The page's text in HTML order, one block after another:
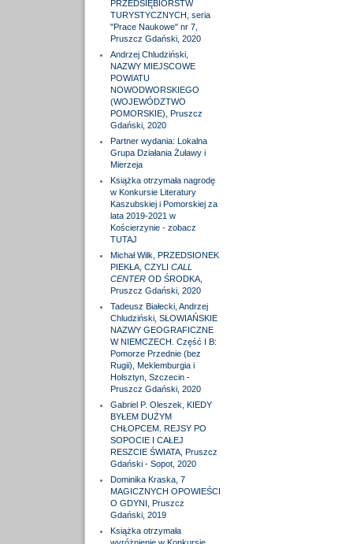
PRZEDSIĘBIORSTW
TURYSTYCZNYCH, seria
"Prace Naukowe" nr 7,
Pruszcz Gdański, 2020
Andrzej Chludziński,
NAZWY MIEJSCOWE
POWIATU
NOWODWORSKIEGO
(WOJEWÓDZTWO
POMORSKIE), Pruszcz
Gdański, 2020
Partner wydania: Lokalna
Grupa Działania Żuławy i
Mierzeja
Książka otrzymała nagrodę
w Konkursie Literatury
Kaszubskiej i Pomorskiej za
lata 2019-2021 w
Kościerzynie - zobacz
TUTAJ
Michał Wilk, PRZEDSIONEK
PIEKŁA, CZYLI CALL
CENTEROD ŚRODKA,
Pruszcz Gdański, 2020
Tadeusz Białecki, Andrzej
Chludziński, SŁOWIAŃSKIE
NAZWY GEOGRAFICZNE
W NIEMCZECH. Część I B:
Pomorze Przednie (bez
Rugii), Meklemburgia i
Holsztyn, Szczecin -
Pruszcz Gdański, 2020
Gabriel P. Oleszek, KIEDY
BYŁEM DUŻYM
CHŁOPCEM. REJSY PO
SOPOCIE I CAŁEJ
RESZCIE ŚWIATA, Pruszcz
Gdański - Sopot, 2020
Dominika Kraska, 7
MAGICZNYCH OPOWIEŚCI
O GDYNI, Pruszcz
Gdański, 2019
Książka otrzymała